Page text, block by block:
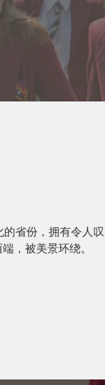
省份，拥有令人
，被美景环绕。